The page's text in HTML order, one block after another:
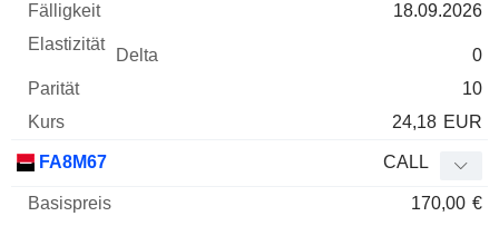
18.09.2026
0
10
24,18 EUR
FA8M67 CALL
170,00 €